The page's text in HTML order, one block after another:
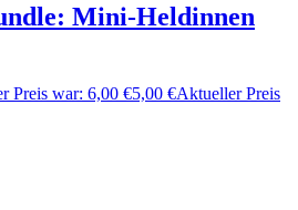
Mini-Heldinnen
Preis war: 6,00 €5,00 €Aktueller Preis